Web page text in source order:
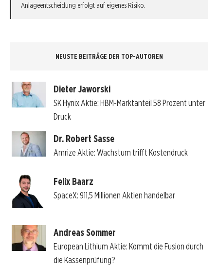
Anlageentscheidung erfolgt auf eigenes Risiko.
NEUSTE BEITRÄGE DER TOP-AUTOREN
Dieter Jaworski
SK Hynix Aktie: HBM-Marktanteil 58 Prozent unter
Druck
Dr. Robert Sasse
Amrize Aktie: Wachstum trifft Kostendruck
Felix Baarz
SpaceX: 911,5 Millionen Aktien handelbar
Andreas Sommer
European Lithium Aktie: Kommt die Fusion durch
die Kassenprüfung?